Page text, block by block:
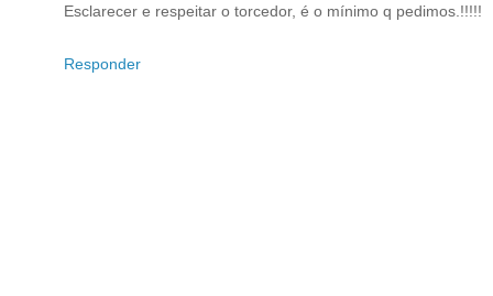
Esclarecer e respeitar o torcedor, é o mínimo q pedimos.!!!!!
Responder